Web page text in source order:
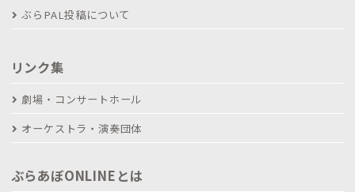
ぶらPAL投稿について
リンク集
劇場・コンサートホール
オーケストラ・演奏団体
ぶらあぼONLINEとは